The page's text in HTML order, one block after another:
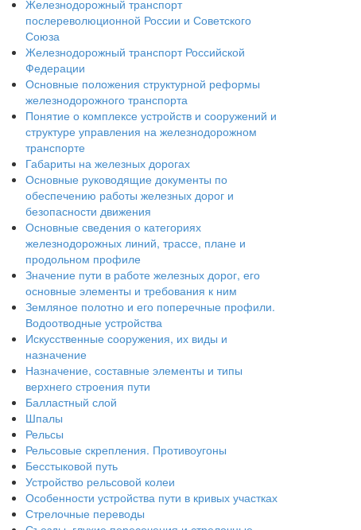
Железнодорожный транспорт
послереволюционной России и Советского
Союза
Железнодорожный транспорт Российской
Федерации
Основные положения структурной реформы
железнодорожного транспорта
Понятие о комплексе устройств и сооружений и
структуре управления на железнодорожном
транспорте
Габариты на железных дорогах
Основные руководящие документы по
обеспечению работы железных дорог и
безопасности движения
Основные сведения о категориях
железнодорожных линий, трассе, плане и
продольном профиле
Значение пути в работе железных дорог, его
основные элементы и требования к ним
Земляное полотно и его поперечные профили.
Водоотводные устройства
Искусственные сооружения, их виды и
назначение
Назначение, составные элементы и типы
верхнего строения пути
Балластный слой
Шпалы
Рельсы
Рельсовые скрепления. Противоугоны
Бесстыковой путь
Устройство рельсовой колеи
Особенности устройства пути в кривых участках
Стрелочные переводы